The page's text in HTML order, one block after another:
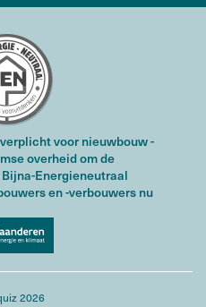
voor nieuwbouw -
overheid om de
Energieneutraal
en -verbouwers nu
2026